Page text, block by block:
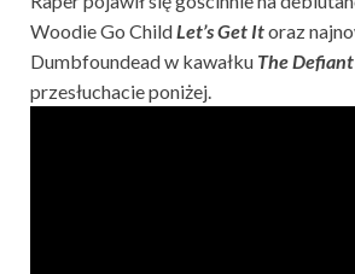
Woodie Go ChildLet’s Get Itoraz
Dumbfoundead w kawałku The
przesłuchacie poniżej.